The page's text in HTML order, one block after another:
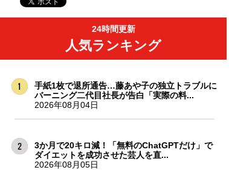
24時間更新
人気ランキング
手紙1枚で退所通告…藤あや子の独立トラブルに
バーニング二代目社長が告白「実際の料...
2026年08月04日
3か月で20キロ減！「無料のChatGPTだけ」で
ダイエットを成功させた芸人を直...
2026年08月05日